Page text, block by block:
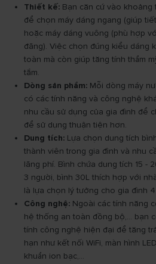
Thiết kế: Bạn căn cứ vào khoảng
để chọn máy dáng ngang (giúp
hoặc máy dáng vuông (phù hợp
đãng). Việc chọn đúng kiểu dáng
toàn mà còn giúp tăng tính thẩm
tắm.
Dòng sản phẩm: Mỗi dòng máy
có các tính năng và công nghệ
nhu cầu sử dụng của gia đình để
để sử dụng thuận tiện hơn.
Dung tích: Lựa chọn dung tích
thành viên trong gia đình và nhu
lãng phí. Bình chứa dung tích 15 -
3 người, bình 30L thích hợp với
là lựa chọn lý tưởng cho gia đình
Công nghệ: Ngoài các tính năng
hệ thống an toàn đồng bộ,... bạn
tính công nghệ hiện đại để tăng
hạn như kết nối WiFi, màn hình
khuẩn ion bạc,...